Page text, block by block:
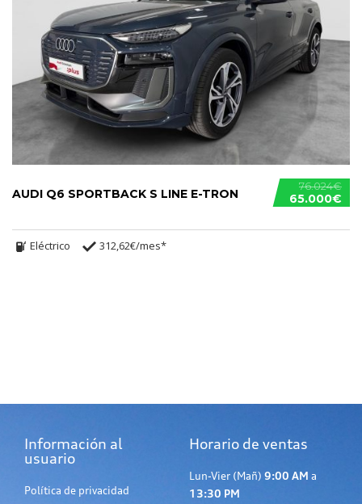
76.024€
65.000€
AUDI Q6 SPORTBACK S LINE E-TRON
Eléctrico 312,62€/mes*
Información al
usuario
Política de privacidad
Horario de ventas
Lun-Vier (Mañ) 9:00 AM a
13:30 PM